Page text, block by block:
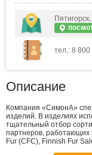
тел.: 8
Описание
Компания «СимонА»
изделий. В изделиях
тщательный отбор
партнеров, работающих
Fur (CFC), Finnish Fur